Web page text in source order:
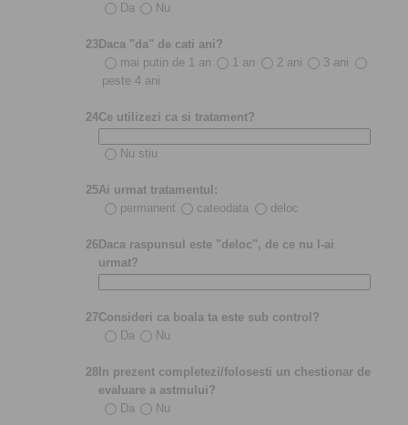
Da
Nu
23 Daca "da" de cati ani?
mai putin de 1 an
1 an 2 ani
3 ani
peste 4 ani
24Ce utilizezi ca si tratament?
Nu stiu
25Ai urmat tratamentul:
permanent
cateodata deloc
26 Daca raspunsul este "deloc", de ce nu l-ai
urmat?
27Consideri ca boala ta este sub control?
Da
Nu
28 In prezent completezi/folosesti un chestionar de
evaluare a astmului?
Da
Nu